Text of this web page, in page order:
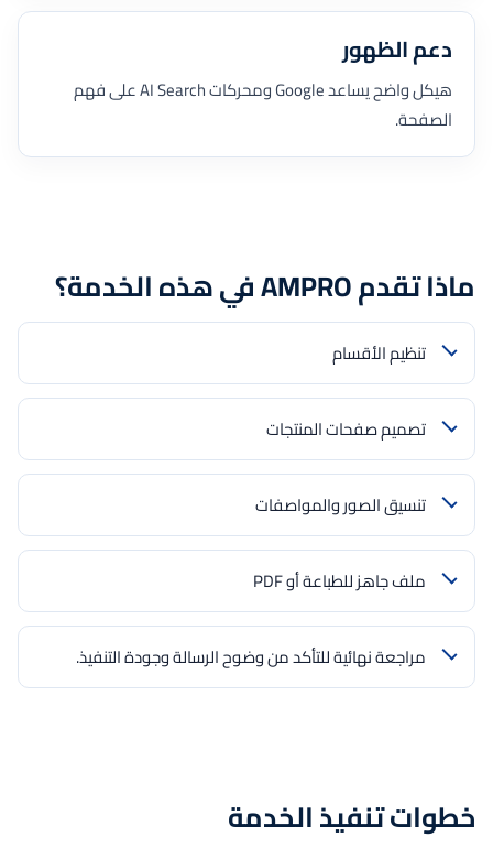
دعم الظهور
هيكل واضح يساعد Google ومحركات AI Search على فهم
الصفحة.
ماذا تقدم AMPRO في هذه الخدمة؟
تنظيم الأقسام
تصميم صفحات المنتجات
تنسيق الصور والمواصفات
ملف جاهز للطباعة أو PDF
مراجعة نهائية للتأكد من وضوح الرسالة وجودة التنفيذ.
خطوات تنفيذ الخدمة